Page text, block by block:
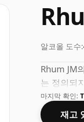
알코올 도수:
Rhum JM
는 정의되
마지막 확인:
재고